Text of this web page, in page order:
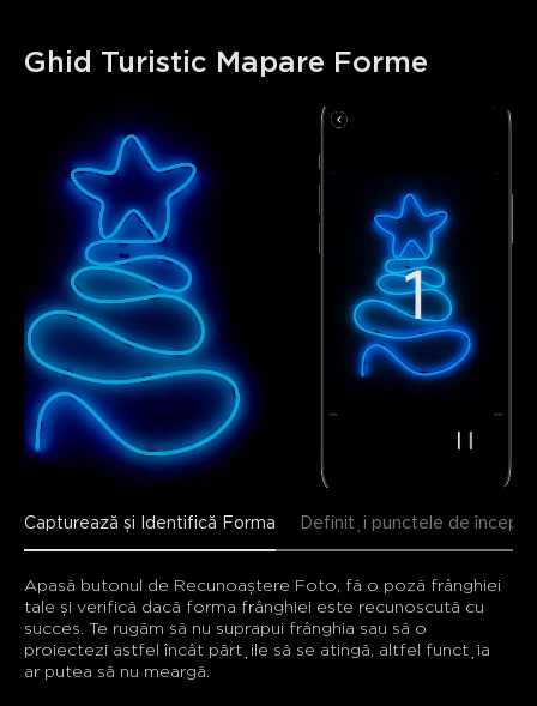
Capturează și Identifică Forma Definiți punctele de
Apasă butonul de Recunoaștere Foto, fă o poză frânghiei
tale și verifică dacă forma frânghiei este recunoscută cu
succes. Te rugăm să nu suprapui frânghia sau să o
proiectezi astfel încât părțile să se atingă, altfel funcția
ar putea să nu meargă.
close